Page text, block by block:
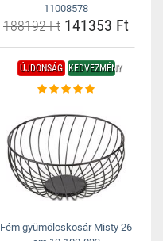
11008578
188192 Ft 141353 Ft
ÚJDONSÁG KEDVEZMÉNY
Fém gyümölcskosár Misty 26